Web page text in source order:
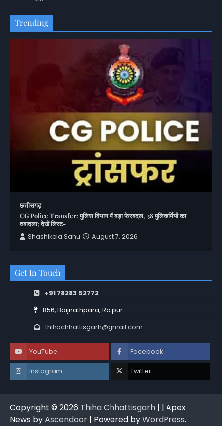
Trending
छत्तीसगढ़
CG Police Transfer: पुलिस विभाग में बड़ा फेरबदल, 38 पुलिकर्मियों का
तबादला; देखें लिस्ट-
Shashikala Sahu
August 7, 2026
Get In Touch
+91 78283 52772
856, Baijnathpara, Raipur
thihachhattisgarh@gmail.com
YouTube Facebook
Instagram Twitter
Copyright © 2026 Thiha Chhattisgarh | | Apex
News byAscendoor | Powered byWordPress.